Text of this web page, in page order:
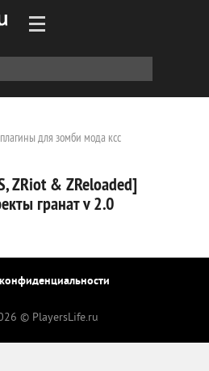
для зомби мода ксс
ZRiot & ZReloaded]
гранат v 2.0
© PlayersLife.ru